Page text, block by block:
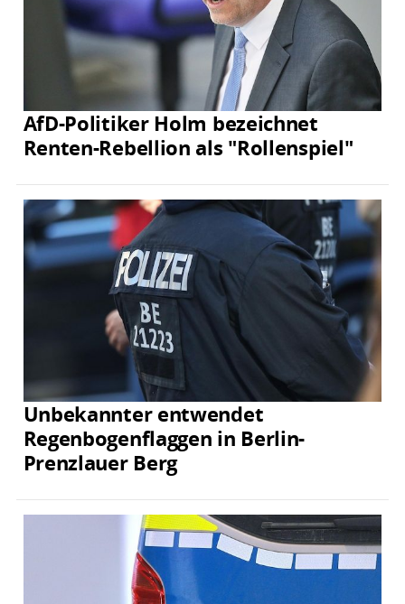
AfD-Politiker Holm bezeichnet
Renten-Rebellion als "Rollenspiel"
Unbekannter entwendet
Regenbogenflaggen in Berlin-
Prenzlauer Berg